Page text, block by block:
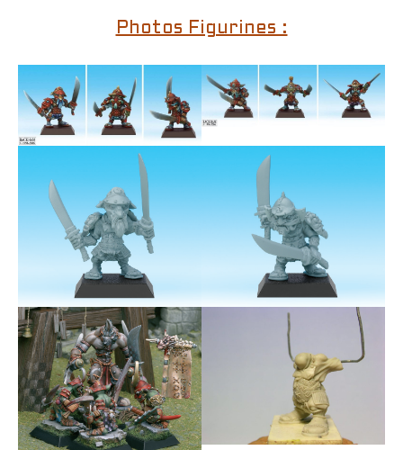
Photos Figurines :